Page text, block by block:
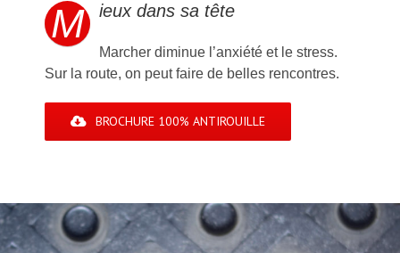
M ieux dans sa tête
Marcher diminue l’anxiété et le stress.
Sur la route, on peut faire de belles rencontres.
BROCHURE 100% ANTIROUILLE